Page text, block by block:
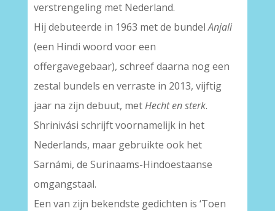
verstrengeling met Nederland.
Hij debuteerde in 1963 met de bundelAnjali
(een Hindi woord voor een
offergavegebaar), schreef daarna nog een
zestal bundels en verraste in 2013, vijftig
jaar na zijn debuut, metHecht en sterk.
Shrinivási schrijft voornamelijk in het
Nederlands, maar gebruikte ook het
Sarnámi, de Surinaams-Hindoestaanse
omgangstaal.
Een van zijn bekendste gedichten is ‘Toen